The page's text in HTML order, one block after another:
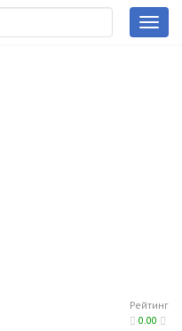
Рейтинг
0.00